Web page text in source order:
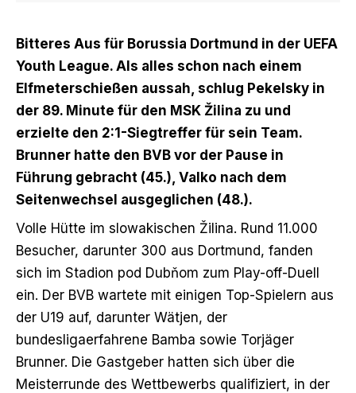
Bitteres Aus für Borussia Dortmund in der UEFA
Youth League. Als alles schon nach einem
Elfmeterschießen aussah, schlug Pekelsky in
der 89. Minute für den MSK Žilina zu und
erzielte den 2:1-Siegtreffer für sein Team.
Brunner hatte den BVB vor der Pause in
Führung gebracht (45.), Valko nach dem
Seitenwechsel ausgeglichen (48.).
Volle Hütte im slowakischen Žilina. Rund 11.000
Besucher, darunter 300 aus Dortmund, fanden
sich im Stadion pod Dubňom zum Play-off-Duell
ein. Der BVB wartete mit einigen Top-Spielern aus
der U19 auf, darunter Wätjen, der
bundesligaerfahrene Bamba sowie Torjäger
Brunner. Die Gastgeber hatten sich über die
Meisterrunde des Wettbewerbs qualifiziert, in der